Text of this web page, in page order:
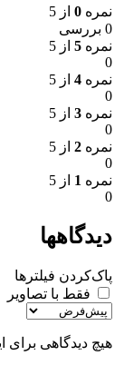
نمره 0 از 5
0 بررسی
نمره 5 از 5
0
نمره 4 از 5
0
نمره 3 از 5
0
نمره 2 از 5
0
نمره 1 از 5
0
دیدگاهها
پاک‌کردن فیلترها
فقط با تصاویر
هیچ دیدگاهی